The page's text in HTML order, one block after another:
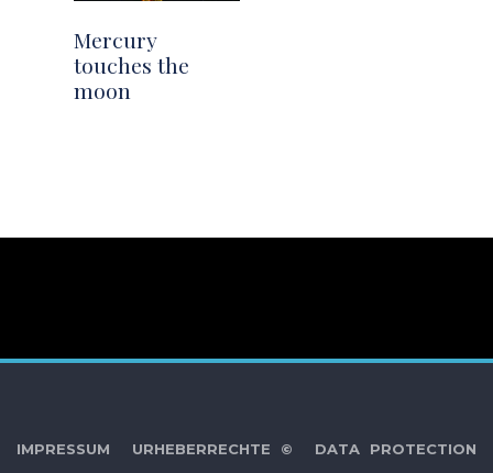
Mercury
touches the
moon
IMPRESSUM URHEBERRECHTE ©
DATA PROTECTION